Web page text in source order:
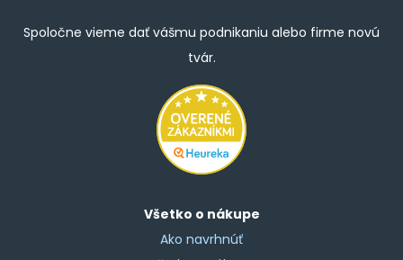
Spoločne vieme dať vášmu podnikaniu alebo firme novú
tvár.
Všetko o nákupe
Ako navrhnúť